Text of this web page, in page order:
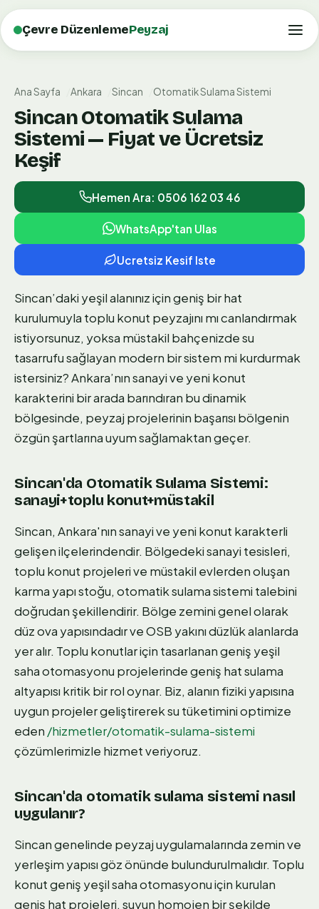
Çevre DüzenlemePeyzaj
Ana Sayfa Ankara Sincan Otomatik Sulama Sistemi
Sincan Otomatik Sulama
Sistemi — Fiyat ve Ücretsiz
Keşif
Hemen Ara: 0506 162 03 46
WhatsApp'tan Ulas
Ucretsiz Kesif Iste
Sincan’daki yeşil alanınız için geniş bir hat
kurulumuyla toplu konut peyzajını mı canlandırmak
istiyorsunuz, yoksa müstakil bahçenizde su
tasarrufu sağlayan modern bir sistem mi kurdurmak
istersiniz? Ankara’nın sanayi ve yeni konut
karakterini bir arada barındıran bu dinamik
bölgesinde, peyzaj projelerinin başarısı bölgenin
özgün şartlarına uyum sağlamaktan geçer.
Sincan'da Otomatik Sulama Sistemi:
sanayi+toplu konut+müstakil
Sincan, Ankara'nın sanayi ve yeni konut karakterli
gelişen ilçelerindendir. Bölgedeki sanayi tesisleri,
toplu konut projeleri ve müstakil evlerden oluşan
karma yapı stoğu, otomatik sulama sistemi talebini
doğrudan şekillendirir. Bölge zemini genel olarak
düz ova yapısındadır ve OSB yakını düzlük alanlarda
yer alır. Toplu konutlar için tasarlanan geniş yeşil
saha otomasyonu projelerinde geniş hat sulama
altyapısı kritik bir rol oynar. Biz, alanın fiziki yapısına
uygun projeler geliştirerek su tüketimini optimize
eden /hizmetler/otomatik-sulama-sistemi
çözümlerimizle hizmet veriyoruz.
Sincan'da otomatik sulama sistemi nasıl
uygulanır?
Sincan genelinde peyzaj uygulamalarında zemin ve
yerleşim yapısı göz önünde bulundurulmalıdır. Toplu
konut geniş yeşil saha otomasyonu için kurulan
geniş hat projeleri, suyun homojen bir şekilde